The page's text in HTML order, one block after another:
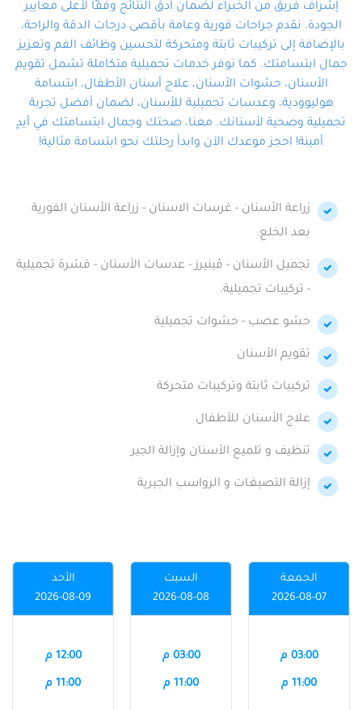
احترافية ودقة.
إشراف فريق من الخبراء لضمان أدق النتائج وفقًا لأعلى معايير
الجودة. نقدم جراحات فورية وعامة بأقصى درجات الدقة والراحة،
بالإضافة إلى تركيبات ثابتة ومتحركة لتحسين وظائف الفم وتعزيز
جمال ابتسامتك. كما نوفر خدمات تجميلية متكاملة تشمل تقويم
الأسنان، حشوات الأسنان، علاج أسنان الأطفال، ابتسامة
هوليوودية، وعدسات تجميلية للأسنان، لضمان أفضل تجربة
تجميلية وصحية لأسنانك. معنا، صحتك وجمال ابتسامتك في أيدٍ
أمينة! احجز موعدك الآن وابدأ رحلتك نحو ابتسامة مثالية!
زراعة الأسنان - غرسات الاسنان - زراعة الأسنان الفورية
بعد الخلع.
تجميل الأسنان - ڤينيرز - عدسات الأسنان - قشرة تجميلية
- تركيبات تجميلية.
حشو عصب - حشوات تجميلية
تقويم الأسنان
تركيبات ثابتة وتركيبات متحركة
علاج الأسنان للأطفال
تنظيف و تلميع الأسنان وإزالة الجير
إزالة التصبغات و الرواسب الجيرية
الجمعة
2026-08-07
03:00 م
11:00 م
السبت
2026-08-08
03:00 م
11:00 م
الأحد
2026-08-09
12:00 م
11:00 م